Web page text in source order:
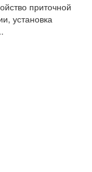
приточной
установка